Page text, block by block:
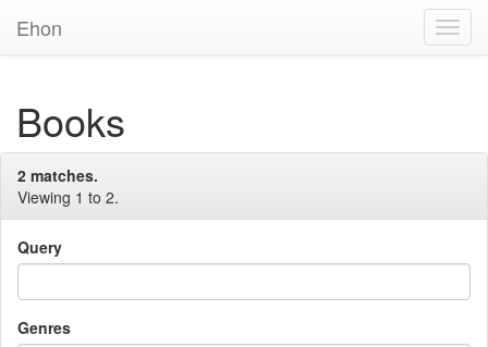
Ehon
Books
2 matches.
Viewing 1 to 2.
Query
Genres